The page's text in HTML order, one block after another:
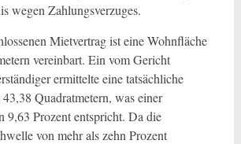
wegen Zahlungsverzuges.
Mietvertrag ist eine Wohnfläche
vereinbart. Ein vom Gericht
ermittelte eine tatsächliche
Quadratmetern, was einer
9,63 Prozent entspricht. Da die
von mehr als zehn Prozent